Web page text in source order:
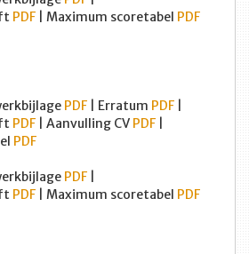
PDF | Maximum scoretabel PDF
PDF | Erratum PDF
PDF | Aanvulling CV PDF
PDF
PDF
PDF | Maximum scoretabel PDF